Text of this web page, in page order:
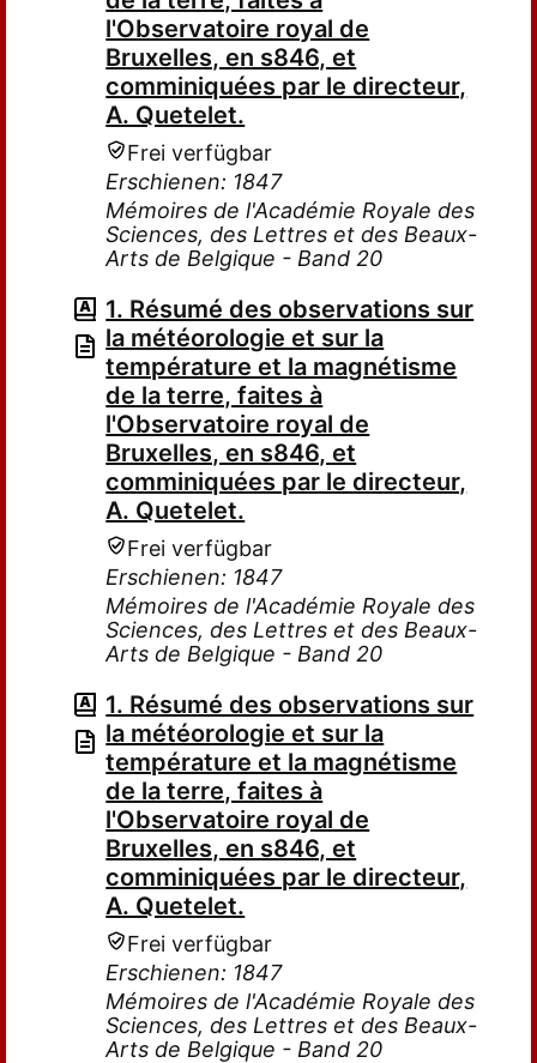
l'Observatoire royal de
Bruxelles, en s846, et
comminiquées par le directeur,
A. Quetelet.
Frei verfügbar
Erschienen: 1847
Mémoires de l'Académie Royale des
Sciences, des Lettres et des Beaux-
Arts de Belgique - Band 20
1. Résumé des observations sur
la météorologie et sur la
température et la magnétisme
de la terre, faites à
l'Observatoire royal de
Bruxelles, en s846, et
comminiquées par le directeur,
A. Quetelet.
Frei verfügbar
Erschienen: 1847
Mémoires de l'Académie Royale des
Sciences, des Lettres et des Beaux-
Arts de Belgique - Band 20
1. Résumé des observations sur
la météorologie et sur la
température et la magnétisme
de la terre, faites à
l'Observatoire royal de
Bruxelles, en s846, et
comminiquées par le directeur,
A. Quetelet.
Frei verfügbar
Erschienen: 1847
Mémoires de l'Académie Royale des
Sciences, des Lettres et des Beaux-
Arts de Belgique - Band 20